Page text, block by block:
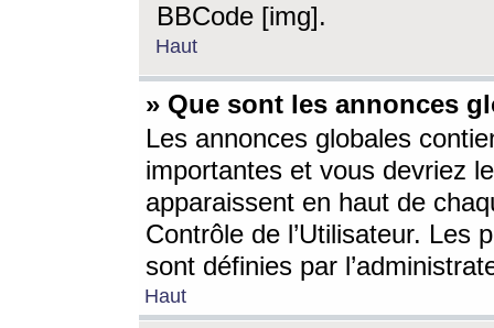
BBCode [img].
Haut
» Que sont les annonces
Les annonces globales
importantes et vous devriez
apparaissent en haut de
Contrôle de l’Utilisateur. Les
sont définies par
Haut